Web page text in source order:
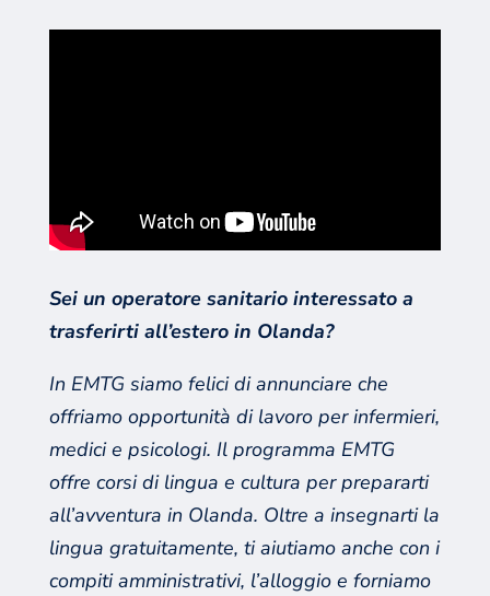
Sei un operatore sanitario interessato a
trasferirti all’estero in Olanda?
In EMTG siamo felici di annunciare che
offriamo opportunità di lavoro per infermieri,
medici e psicologi. Il programma EMTG
offre corsi di lingua e cultura per prepararti
all’avventura in Olanda. Oltre a insegnarti la
lingua gratuitamente, ti aiutiamo anche con i
compiti amministrativi, l’alloggio e forniamo